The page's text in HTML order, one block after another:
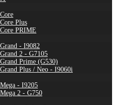
Plus
PRIME
- I9082
2 - G7105
Prime (G530)
Plus / Neo - I9060i
- I9205
2 - G750